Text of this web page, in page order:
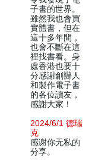
子書的世界。
雖然我也會買
實體書，但在
這十多年間，
也會不斷在這
裡找書看。身
處香港也要十
分感謝創辦人
和製作電子書
的各位讀友，
感謝大家！
2024/6/1 德瑞
克
感谢你无私的
分享。